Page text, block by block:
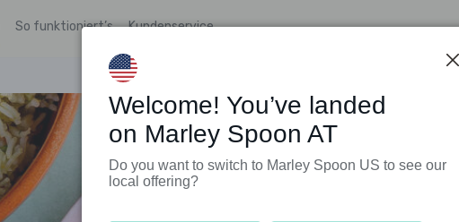
So funktioniert’s Kundenservice
Welcome! You’ve landed
on Marley Spoon AT
Do you want to switch to Marley Spoon US to see our
local offering?